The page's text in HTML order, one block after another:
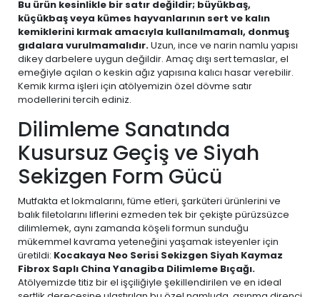
Bu ürün kesinlikle bir satır değildir; büyükbaş,
küçükbaş veya kümes hayvanlarının sert ve kalın
kemiklerini kırmak amacıyla kullanılmamalı, donmuş
gıdalara vurulmamalıdır.Uzun, ince ve narin namlu yapısı
dikey darbelere uygun değildir. Amaç dışı sert temaslar, el
emeğiyle açılan o keskin ağız yapısına kalıcı hasar verebilir.
Kemik kırma işleri için atölyemizin özel dövme satır
modellerini tercih ediniz.
Dilimleme Sanatında
Kusursuz Geçiş ve Siyah
Sekizgen Form Gücü
Mutfakta et lokmalarını, füme etleri, şarküteri ürünlerini ve
balık filetolarını liflerini ezmeden tek bir çekişte pürüzsüzce
dilimlemek, aynı zamanda köşeli formun sunduğu
mükemmel kavrama yeteneğini yaşamak isteyenler için
üretildi: Kocakaya Neo Serisi Sekizgen Siyah Kaymaz
Fibrox Saplı China Yanagiba Dilimleme Bıçağı.
Atölyemizde titiz bir el işçiliğiyle şekillendirilen ve en ideal